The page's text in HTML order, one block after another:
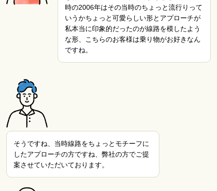
時の2006年はその当時のちょっと流行りって
いうかちょっと可愛らしい形とアプローチが
私本当に印象的だったのが線路を模したよう
な形、こちらのお客様は乗り物がお好きなん
ですね。
そうですね、当時線路をちょっとモチーフに
したアプローチの方ですね、弊社の方でご提
案させていただいております。